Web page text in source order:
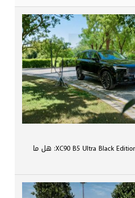
تجربة فولفو XC90 B5 Ultra Black Edition 2026: هل ما